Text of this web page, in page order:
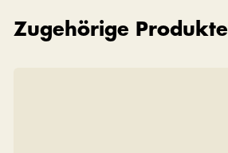
Zugehörige Produkte